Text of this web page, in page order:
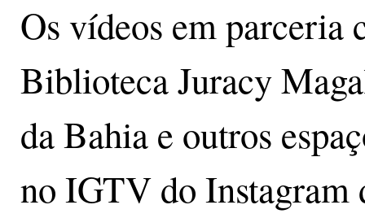
Os vídeos em
Biblioteca Juracy
da Bahia e outros
no IGTV do Instagram